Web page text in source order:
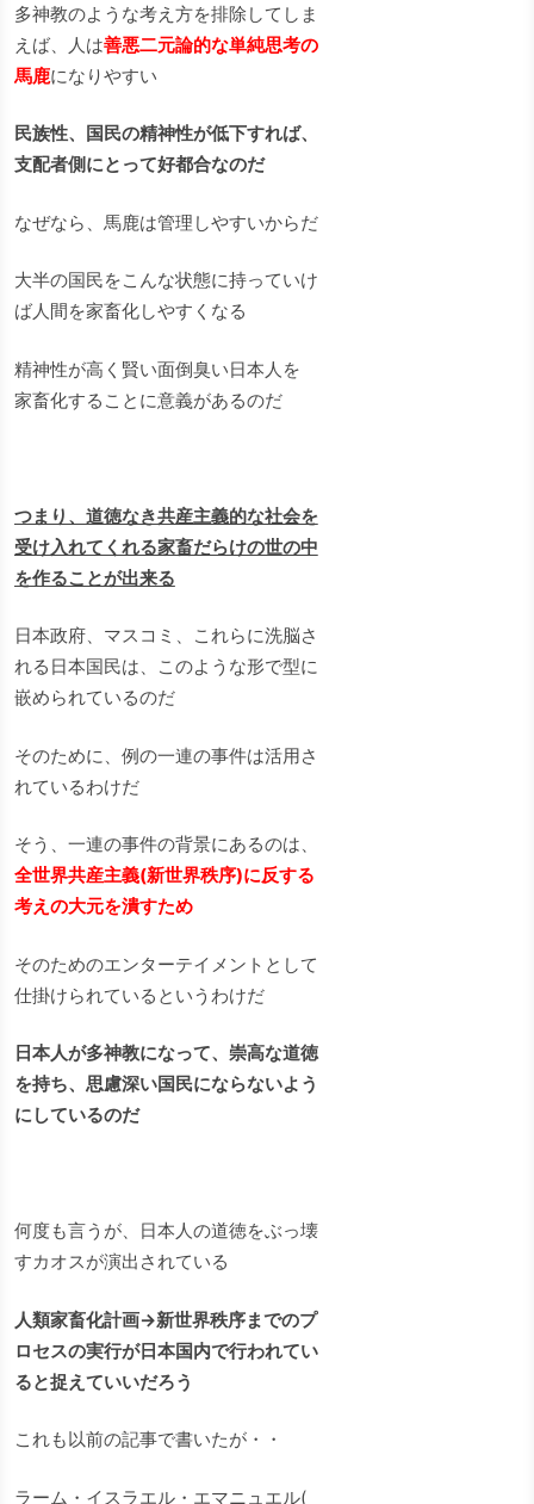
多神教のような考え方を排除してしま
えば、人は善悪二元論的な単純思考の
馬鹿になりやすい
民族性、国民の精神性が低下すれば、
支配者側にとって好都合なのだ
なぜなら、馬鹿は管理しやすいからだ
大半の国民をこんな状態に持っていけ
ば人間を家畜化しやすくなる
精神性が高く賢い面倒臭い日本人を
家畜化することに意義があるのだ
つまり、道徳なき共産主義的な社会を
受け入れてくれる家畜だらけの世の中
を作ることが出来る
日本政府、マスコミ、これらに洗脳さ
れる日本国民は、このような形で型に
嵌められているのだ
そのために、例の一連の事件は活用さ
れているわけだ
そう、一連の事件の背景にあるのは、
全世界共産主義(新世界秩序)に反する
考えの大元を潰すため
そのためのエンターテイメントとして
仕掛けられているというわけだ
日本人が多神教になって、崇高な道徳
を持ち、思慮深い国民にならないよう
にしているのだ
何度も言うが、日本人の道徳をぶっ壊
すカオスが演出されている
人類家畜化計画→新世界秩序までのプ
ロセスの実行が日本国内で行われてい
ると捉えていいだろう
これも以前の記事で書いたが・・
ラーム・イスラエル・エマニュエル(